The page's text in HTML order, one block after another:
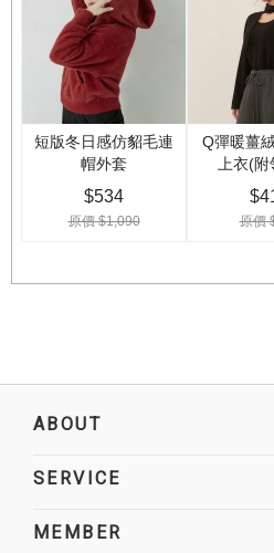
ABOUT
SERVICE
MEMBER